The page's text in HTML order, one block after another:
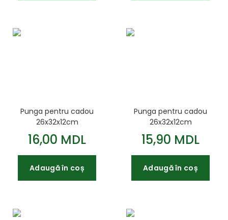
Punga pentru cadou
26x32x12cm
16,00 MDL
Adaugă în coș
Punga pentru cadou
26x32x12cm
15,90 MDL
Adaugă în coș